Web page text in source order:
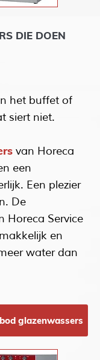
DIE DOEN
het buffet of
siert niet.
van Horeca
een
Een plezier
De
Horeca Service
en
water dan
glazenwassers